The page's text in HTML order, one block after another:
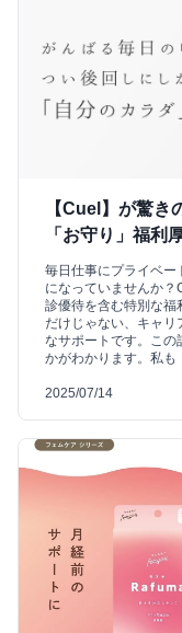
【Cuel】が驚き
「お守り」福利
毎日仕事にプライベー
になっていませんか
診優待を含む特別な福
だけじゃない、キャリ
なサポートです。こ
かがわかります。私も
2025/07/14